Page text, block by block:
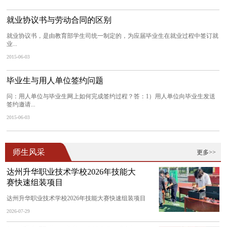
就业协议书与劳动合同的区别
就业协议书，是由教育部学生司统一制定的，为应届毕业生在就业过程中签订就
业...
2015-06-03
毕业生与用人单位签约问题
问：用人单位与毕业生网上如何完成签约过程？答：1）用人单位向毕业生发送
签约邀请...
2015-06-03
更多>>
师生风采
达州升华职业技术学校2026年技能大
赛快速组装项目
达州升华职业技术学校2026年技能大赛快速组装项目
2026-07-29